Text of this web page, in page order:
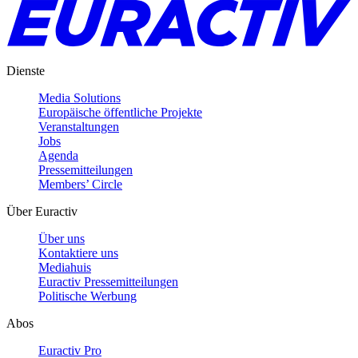
Dienste
Media Solutions
Europäische öffentliche Projekte
Veranstaltungen
Jobs
Agenda
Pressemitteilungen
Members’ Circle
Über Euractiv
Über uns
Kontaktiere uns
Mediahuis
Euractiv Pressemitteilungen
Politische Werbung
Abos
Euractiv Pro